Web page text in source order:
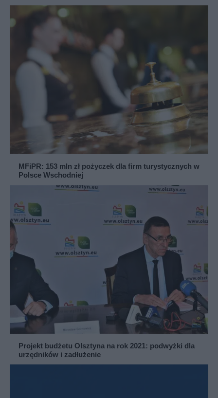
MFiPR: 153 mln zł pożyczek dla firm turystycznych w
Polsce Wschodniej
Projekt budżetu Olsztyna na rok 2021: podwyżki dla
urzędników i zadłużenie